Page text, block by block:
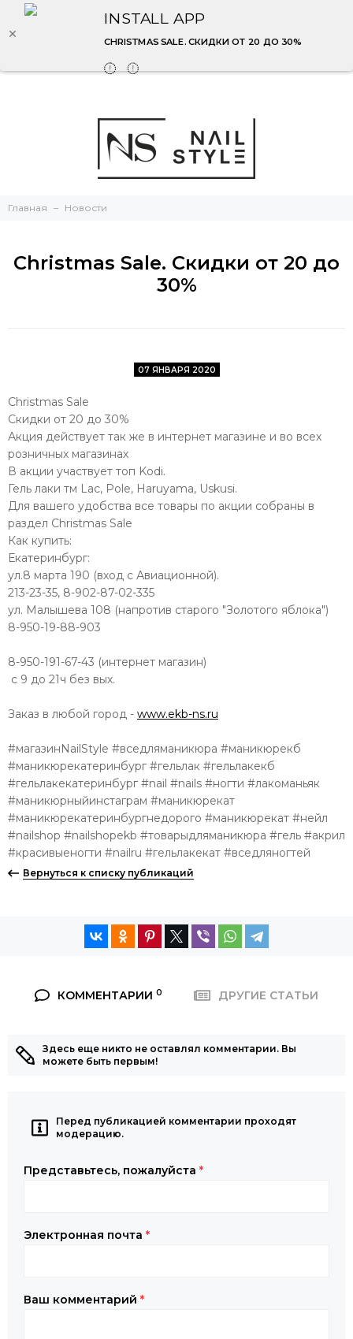
INSTALL APP
CHRISTMAS SALE. СКИДКИ ОТ 20 ДО 30%
Главная Новости
Christmas Sale. Скидки от 20 до
30%
07 ЯНВАРЯ 2020
Christmas Sale
Скидки от 20 до 30%
Акция действует так же в интернет магазине и во всех
розничных магазинах
В акции участвует топ Kodi.
Гель лаки тм Lac, Pole, Haruyama, Uskusi.
Для вашего удобства все товары по акции собраны в
раздел Christmas Sale
Как купить:
Екатеринбург:
ул.8 марта 190 (вход с Авиационной).
213-23-35, 8-902-87-02-335
ул. Малышева 108 (напротив старого "Золотого яблока")
8-950-19-88-903
8-950-191-67-43 (интернет магазин)
с 9 до 21ч без вых.
Заказ в любой город - www.ekb-ns.ru
#магазинNailStyle #вседляманикюра #маникюрекб
#маникюрекатеринбург #гельлак #гельлакекб
#гельлакекатеринбург #nail #nails #ногти #лакоманьяк
#маникюрныйинстаграм #маникюрекат
#маникюрекатеринбургнедорого #маникюрекат #нейл
#nailshop #nailshopekb #товарыдляманикюра #гель #акрил
#красивыеногти #nailru #гельлакекат #вседляногтей
Вернуться к списку публикаций
КОММЕНТАРИИ 0 ДРУГИЕ СТАТЬИ
Здесь еще никто не оставлял комментарии. Вы
можете быть первым!
Перед публикацией комментарии проходят
модерацию.
Представьтесь, пожалуйста *
Электронная почта *
Ваш комментарий *